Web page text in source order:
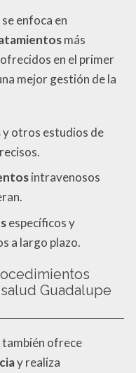
enfoca en
más
en el primer
mejor gestión de la
y otros estudios de
intravenosos
específicos y
a largo plazo.
Guadalupe
también ofrece
y realiza